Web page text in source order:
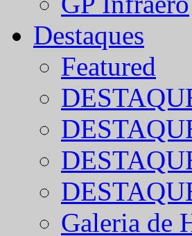
Destaques
Featured
Galeria de